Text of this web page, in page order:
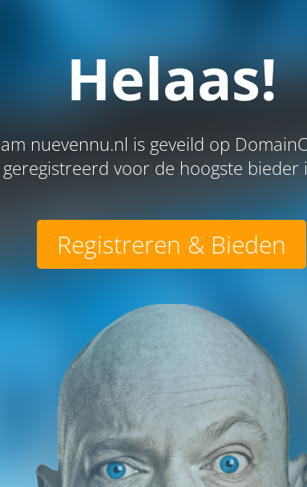
Helaas!
nuevennu.nl is geveild op
geregistreerd voor de hoogste bieder
Registreren & Bieden